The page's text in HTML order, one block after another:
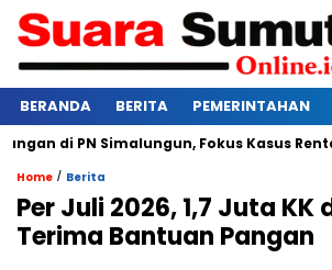
BERANDA BERITA PEMERINTAHAN
di PN Simalungun, Fokus Kasus Rentan
Home / Berita
Per Juli 2026, 1,7 Juta KK
Terima Bantuan Pangan